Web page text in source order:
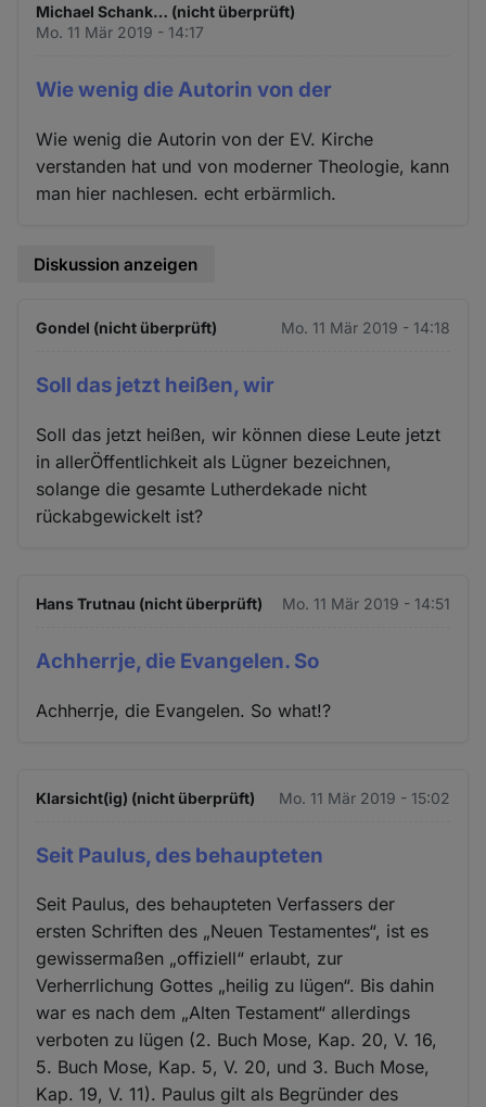
Michael Schank… (nicht überprüft)
Mo. 11 Mär 2019 - 14:17
Wie wenig die Autorin von der
Wie wenig die Autorin von der EV. Kirche
verstanden hat und von moderner Theologie, kann
man hier nachlesen. echt erbärmlich.
Diskussion anzeigen
Gondel (nicht überprüft) Mo. 11 Mär 2019 - 14:18
Soll das jetzt heißen, wir
Soll das jetzt heißen, wir können diese Leute jetzt
in allerÖffentlichkeit als Lügner bezeichnen,
solange die gesamte Lutherdekade nicht
rückabgewickelt ist?
Hans Trutnau (nicht überprüft) Mo. 11 Mär 2019 - 14:51
Achherrje, die Evangelen. So
Achherrje, die Evangelen. So what!?
Klarsicht(ig) (nicht überprüft) Mo. 11 Mär 2019 - 15:02
Seit Paulus, des behaupteten
Seit Paulus, des behaupteten Verfassers der
ersten Schriften des „Neuen Testamentes“, ist es
gewissermaßen „offiziell“ erlaubt, zur
Verherrlichung Gottes „heilig zu lügen“. Bis dahin
war es nach dem „Alten Testament“ allerdings
verboten zu lügen (2. Buch Mose, Kap. 20, V. 16,
5. Buch Mose, Kap. 5, V. 20, und 3. Buch Mose,
Kap. 19, V. 11). Paulus gilt als Begründer des